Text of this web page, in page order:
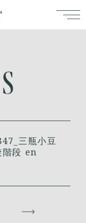
三瓶小豆
階段 en